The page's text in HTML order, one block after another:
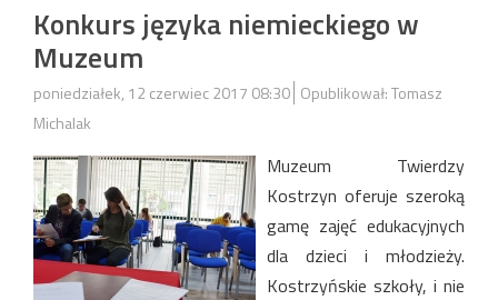
Konkurs języka niemieckiego w
Muzeum
poniedziałek, 12 czerwiec 2017 08:30 Opublikował: Tomasz
Michalak
Muzeum Twierdzy
Kostrzyn oferuje szeroką
gamę zajęć edukacyjnych
dla dzieci i młodzieży.
Kostrzyńskie szkoły, i nie